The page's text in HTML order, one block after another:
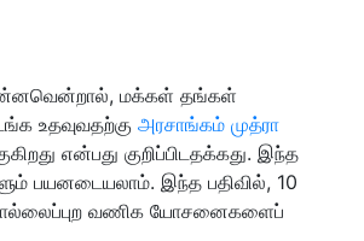
மக்கள் தங்கள்
உதவுவதற்கு அரசாங்கம் முத்ரா
என்பது குறிப்பிடதக்கது. இந்த
பயனடையலாம். இந்த பதிவில், 10
வணிக யோசனைகளைப்